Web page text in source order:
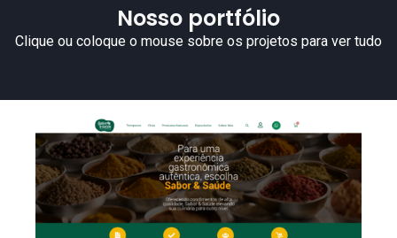
Nosso portfólio
Clique ou coloque o mouse sobre os projetos para ver tudo